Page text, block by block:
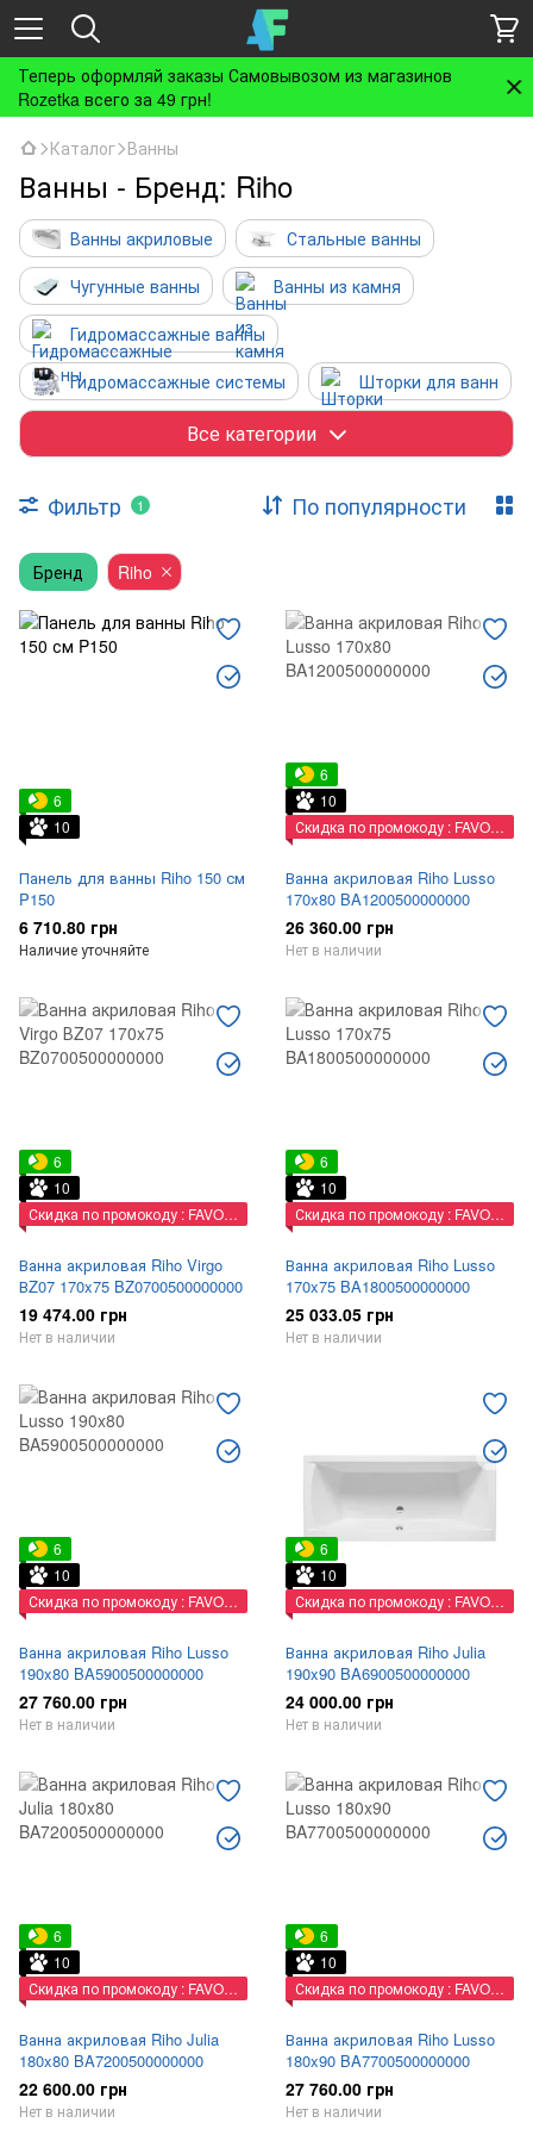
Теперь оформляй заказы Самовывозом из магазинов
Rozetka всего за 49 грн!
Каталог Ванны
Ванны - Бренд: Riho
Ванны акриловые
Стальные ванны
Чугунные ванны
Ванны из камня
Гидромассажные ванны
Гидромассажные системы
Шторки для ванн
Ножки, каркасы, ручки, подголовники
Все категории
Фильтр 1 По популярности
Бренд Riho
6
10
Панель для ванны Riho 150 см
P150
6 710.80 грн
Наличие уточняйте
6
10
Скидка по промокоду : FAVORIT
Ванна акриловая Riho Lusso
170x80 BA1200500000000
26 360.00 грн
Нет в наличии
6
10
Скидка по промокоду : FAVORIT
Ванна акриловая Riho Virgo
ВZ07 170x75 BZ0700500000000
19 474.00 грн
Нет в наличии
6
10
Скидка по промокоду : FAVORIT
Ванна акриловая Riho Lusso
170x75 BA1800500000000
25 033.05 грн
Нет в наличии
6
10
Скидка по промокоду : FAVORIT
Ванна акриловая Riho Lusso
190x80 BA5900500000000
27 760.00 грн
Нет в наличии
6
10
Скидка по промокоду : FAVORIT
Ванна акриловая Riho Julia
190x90 BA6900500000000
24 000.00 грн
Нет в наличии
6
10
Скидка по промокоду : FAVORIT
Ванна акриловая Riho Julia
180x80 BA7200500000000
22 600.00 грн
Нет в наличии
6
10
Скидка по промокоду : FAVORIT
Ванна акриловая Riho Lusso
180x90 BA7700500000000
27 760.00 грн
Нет в наличии